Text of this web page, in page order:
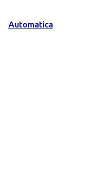
Automatica